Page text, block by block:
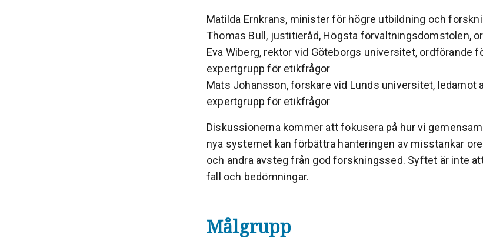
Matilda Ernkrans, minister för högre utbildning och
Thomas Bull, justitieråd, Högsta förvaltningsdomstolen,
Eva Wiberg, rektor vid Göteborgs universitet, ordförande
expertgrupp för etikfrågor
Mats Johansson, forskare vid Lunds universitet, ledamot
expertgrupp för etikfrågor
Diskussionerna kommer att fokusera på hur vi
nya systemet kan förbättra hanteringen av misstankar
och andra avsteg från god forskningssed. Syftet är inte
fall och bedömningar.
Målgrupp